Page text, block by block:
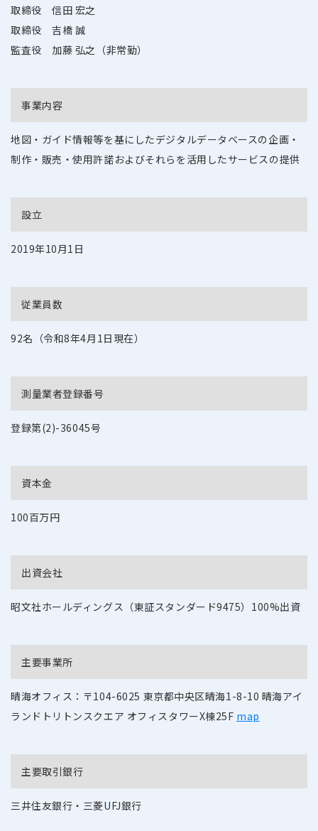
取締役 信田 宏之
取締役 吉橋 誠
監査役 加藤 弘之（非常勤）
事業内容
地図・ガイド情報等を基にしたデジタルデータベースの企画・
制作・販売・使用許諾およびそれらを活用したサービスの提供
設立
2019年10月1日
従業員数
92名（令和8年4月1日現在）
測量業者登録番号
登録第(2)-36045号
資本金
100百万円
出資会社
昭文社ホールディングス（東証スタンダード9475）100%出資
主要事業所
晴海オフィス： 〒104-6025 東京都中央区晴海1-8-10 晴海アイ
ランドトリトンスクエア オフィスタワーX棟25F map
主要取引銀行
三井住友銀行・三菱UFJ銀行